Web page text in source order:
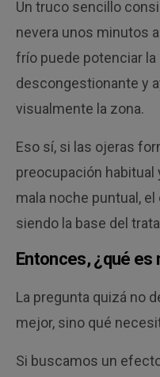
Un truco sencillo
nevera unos minutos
frío puede potenciar
descongestionante y
visualmente la zona.
Eso sí, si las ojeras
preocupación habitual
mala noche puntual,
siendo la base del
Entonces, ¿qué es
La pregunta quizá no
mejor, sino qué
Si buscamos un